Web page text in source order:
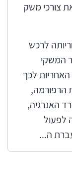
צורכי משק
לרכש
המשקי
לכך
הרפורמה,
האנרגיה,
לפעול
ה...